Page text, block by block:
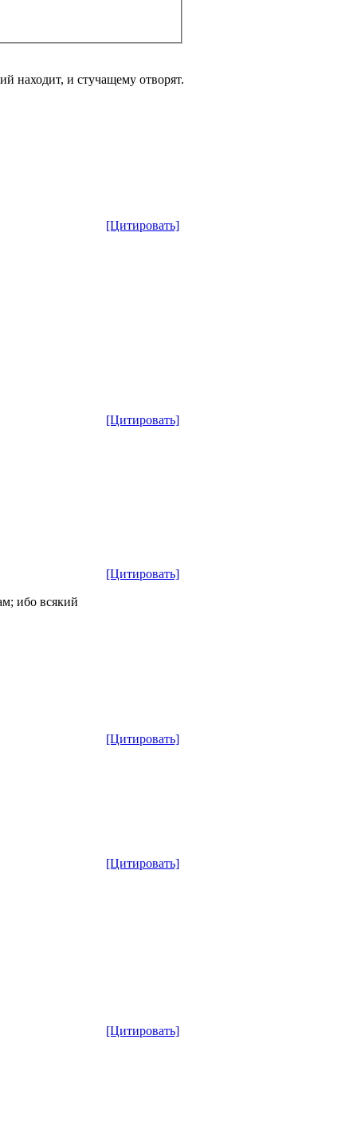
находит, и стучащему отворят.
[Цитировать]
[Цитировать]
[Цитировать]
ибо всякий
[Цитировать]
[Цитировать]
[Цитировать]